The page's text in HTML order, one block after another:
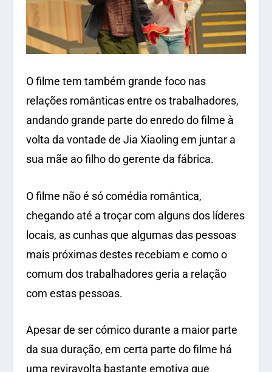
O filme tem também grande foco nas
relações românticas entre os trabalhadores,
andando grande parte do enredo do filme à
volta da vontade de Jia Xiaoling em juntar a
sua mãe ao filho do gerente da fábrica.
O filme não é só comédia romântica,
chegando até a troçar com alguns dos líderes
locais, as cunhas que algumas das pessoas
mais próximas destes recebiam e como o
comum dos trabalhadores geria a relação
com estas pessoas.
Apesar de ser cómico durante a maior parte
da sua duração, em certa parte do filme há
uma reviravolta bastante emotiva que